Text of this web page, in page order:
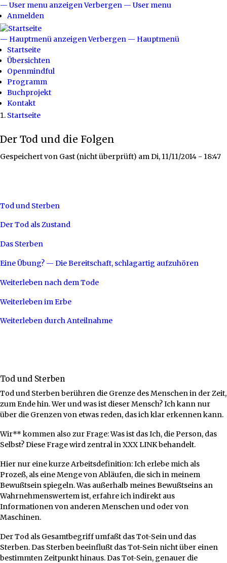
Direkt
zum
Inhalt
User
menu
— User menu anzeigenVerbergen — User menu
Anmelden
Hauptmenü
— Hauptmenü anzeigen Verbergen — Hauptmenü
Startseite
Übersichten
Openmindful
Programm
Buchprojekt
Kontakt
Startseite
Der Tod und die Folgen
Gespeichert von Gast (nicht überprüft) amDi, 11/11/2014 - 18:47
Tod und Sterben
Der Tod als Zustand
Das Sterben
Eine Übung? — Die Bereitschaft, schlagartig aufzuhören
Weiterleben nach dem Tode
Weiterleben im Erbe
Weiterleben durch Anteilnahme
Tod und Sterben
Tod und Sterben berühren die Grenze des Menschen in der Zeit,
zum Ende hin. Wer und was ist dieser Mensch? Ich kann nur
über die Grenzen von etwas reden, das ich klar erkennen kann.
Wir** kommen also zur Frage: Was ist das Ich, die Person, das
Selbst? Diese Frage wird zentral in XXX LINK behandelt.
Hier nur eine kurze Arbeitsdefinition: Ich erlebe mich als
Prozeß, als eine Menge von Abläufen, die sich in meinem
Bewußtsein spiegeln. Was außerhalb meines Bewußtseins an
Wahrnehmenswertem ist, erfahre ich indirekt aus
Informationen von anderen Menschen und oder von
Maschinen.
Der Tod als Gesamtbegriff umfaßt das Tot-Sein und das
Sterben. Das Sterben beeinflußt das Tot-Sein nicht über einen
bestimmten Zeitpunkt hinaus. Das Tot-Sein, genauer die